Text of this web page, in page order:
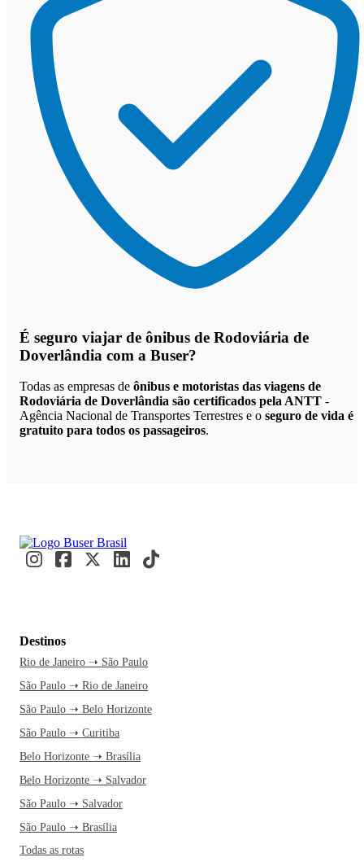
É seguro viajar de ônibus de Rodoviária de
Doverlândia com a Buser?
Todas as empresas de ônibus e motoristas das viagens de
Rodoviária de Doverlândia são certificados pela ANTT -
Agência Nacional de Transportes Terrestres e o seguro de vida é
gratuito para todos os passageiros.
Destinos
Rio de Janeiro ➝ São Paulo
São Paulo ➝ Rio de Janeiro
São Paulo ➝ Belo Horizonte
São Paulo ➝ Curitiba
Belo Horizonte ➝ Brasília
Belo Horizonte ➝ Salvador
São Paulo ➝ Salvador
São Paulo ➝ Brasília
Todas as rotas